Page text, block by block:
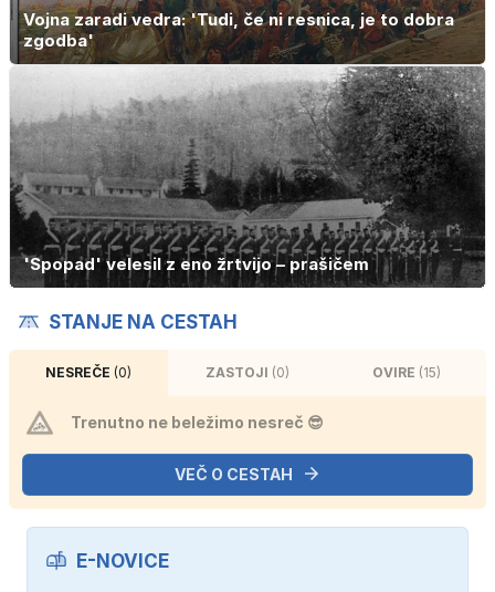
Vojna zaradi vedra: 'Tudi, če ni resnica, je to dobra
zgodba'
'Spopad' velesil z eno žrtvijo – prašičem
STANJE NA CESTAH
NESREČE (0) ZASTOJI (0) OVIRE (15)
Trenutno ne beležimo nesreč 😎
VEČ O CESTAH
E-NOVICE